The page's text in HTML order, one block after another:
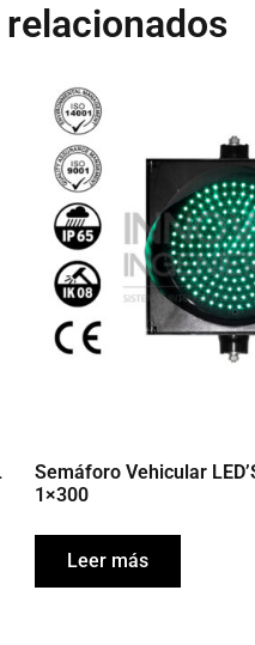
Semáforo Vehicular
1×300
Leer más